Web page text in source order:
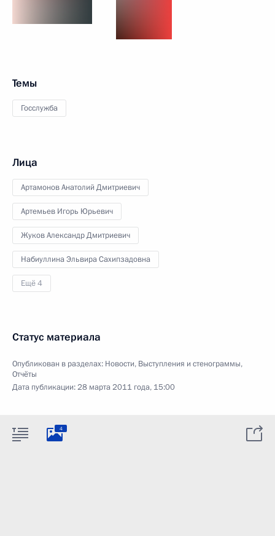
Темы
Госслужба
Лица
Артамонов Анатолий Дмитриевич
Артемьев Игорь Юрьевич
Жуков Александр Дмитриевич
Набиуллина Эльвира Сахипзадовна
Ещё 4
Статус материала
Опубликован в разделах: Новости, Выступления и стенограммы,
Отчёты
Дата публикации:28 марта 2011 года, 15:00
4